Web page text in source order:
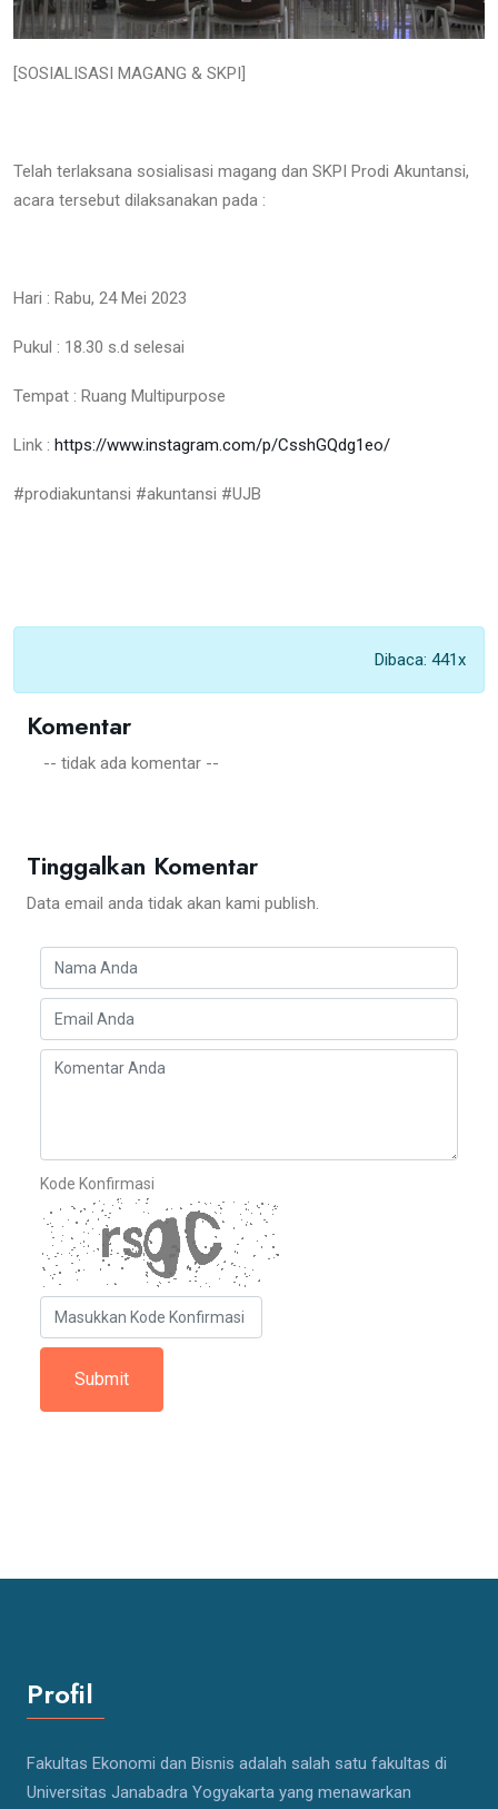
[SOSIALISASI MAGANG & SKPI]
Telah terlaksana sosialisasi magang dan SKPI Prodi Akuntansi,
acara tersebut dilaksanakan pada :
Hari : Rabu, 24 Mei 2023
Pukul : 18.30 s.d selesai
Tempat : Ruang Multipurpose
Link : https://www.instagram.com/p/CsshGQdg1eo/
#prodiakuntansi #akuntansi #UJB
Dibaca: 441x
Komentar
-- tidak ada komentar --
Tinggalkan Komentar
Data email anda tidak akan kami publish.
Kode Konfirmasi
Profil
Fakultas Ekonomi dan Bisnis adalah salah satu fakultas di
Universitas Janabadra Yogyakarta yang menawarkan